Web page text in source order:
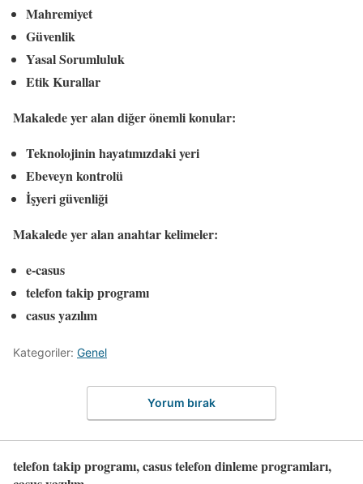
Mahremiyet
Güvenlik
Yasal Sorumluluk
Etik Kurallar
Makalede yer alan diğer önemli konular:
Teknolojinin hayatımızdaki yeri
Ebeveyn kontrolü
İşyeri güvenliği
Makalede yer alan anahtar kelimeler:
e-casus
telefon takip programı
casus yazılım
Kategoriler: Genel
Yorum bırak
telefon takip programı, casus telefon dinleme programları,